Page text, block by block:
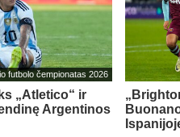
futbolo čempionatas 2026
„Atletico“ ir
Argentinos